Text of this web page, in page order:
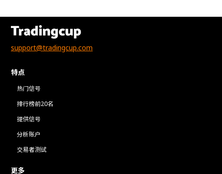
support@tradingcup.com
特点
热门信号
排行榜前20名
提供信号
分析账户
交易者测试
更多